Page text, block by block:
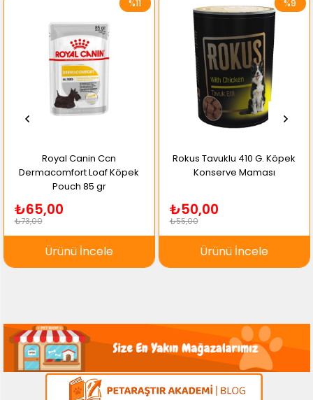
Royal Canin Ccn
Dermacomfort Loaf Köpek
Pouch 85 gr
₺65,00
₺73,00
Ürünü İncele
%11
Rokus Tavuklu 410 G. Köpek
Konserve Maması
₺50,00
₺55,00
Ürünü İncele
%9